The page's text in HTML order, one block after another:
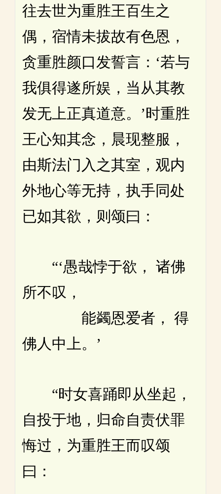
往去世为重胜王百生之
偶，宿情未拔故有色恩，
贪重胜颜口发誓言：‘若与
我俱得遂所娱，当从其教
发无上正真道意。’时重胜
王心知其念，晨现整服，
由斯法门入之其室，观内
外地心等无持，执手同处
已如其欲，则颂曰：
“‘愚哉悖于欲， 诸佛
所不叹，
能蠲恩爱者， 得
佛人中上。’
“时女喜踊即从坐起，
自投于地，归命自责伏罪
悔过，为重胜王而叹颂
曰：